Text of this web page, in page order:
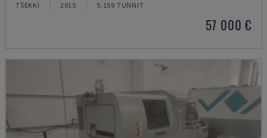
TŠEKKI 2015 5.159 TUNNIT
57 000 €